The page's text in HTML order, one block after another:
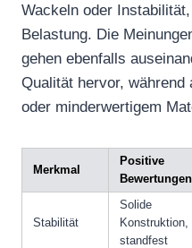
Wackeln oder
Belastung. Die
gehen ebenfalls
Qualität hervor, während
oder minderwertigem
Merkmal
Positive
Bewertungen
Stabilität
Solide
Konstruktion,
standfest